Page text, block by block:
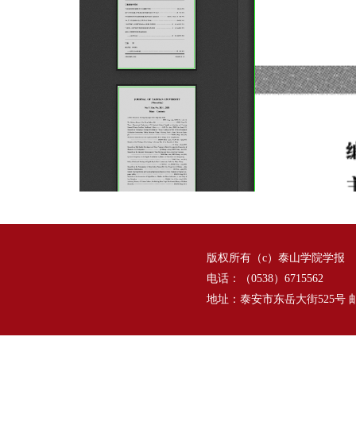
版权所有（c）泰山学院学报
电话：（0538）6715562
地址：泰安市东岳大街525号